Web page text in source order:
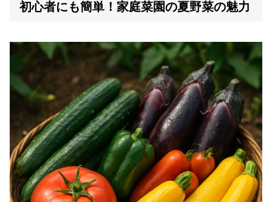
初心者にも簡単！家庭菜園の夏野菜の魅力